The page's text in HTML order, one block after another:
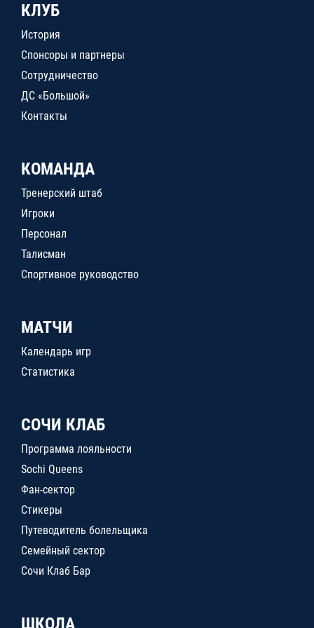
КЛУБ
История
Спонсоры и партнеры
Сотрудничество
ДС «Большой»
Контакты
КОМАНДА
Тренерский штаб
Игроки
Персонал
Талисман
Спортивное руководство
МАТЧИ
Календарь игр
Статистика
СОЧИ КЛАБ
Программа лояльности
Sochi Queens
Фан-сектор
Стикеры
Путеводитель болельщика
Семейный сектор
Сочи Клаб Бар
ШКОЛА